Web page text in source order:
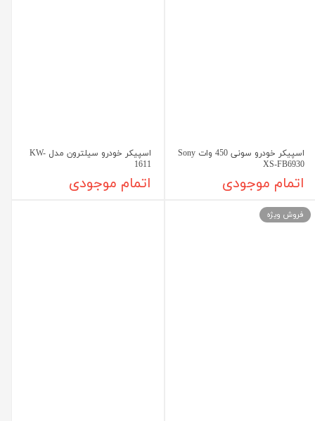
اسپیکر خودرو سونی 450 وات Sony
XS-FB6930
اتمام موجودی
اسپیکر خودرو سیلترون مدل KW-
1611
اتمام موجودی
فروش ویژه